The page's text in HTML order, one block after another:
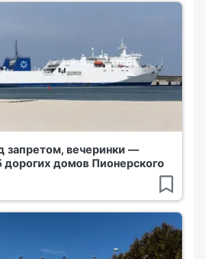
запретом, вечеринки —
домов Пионерского